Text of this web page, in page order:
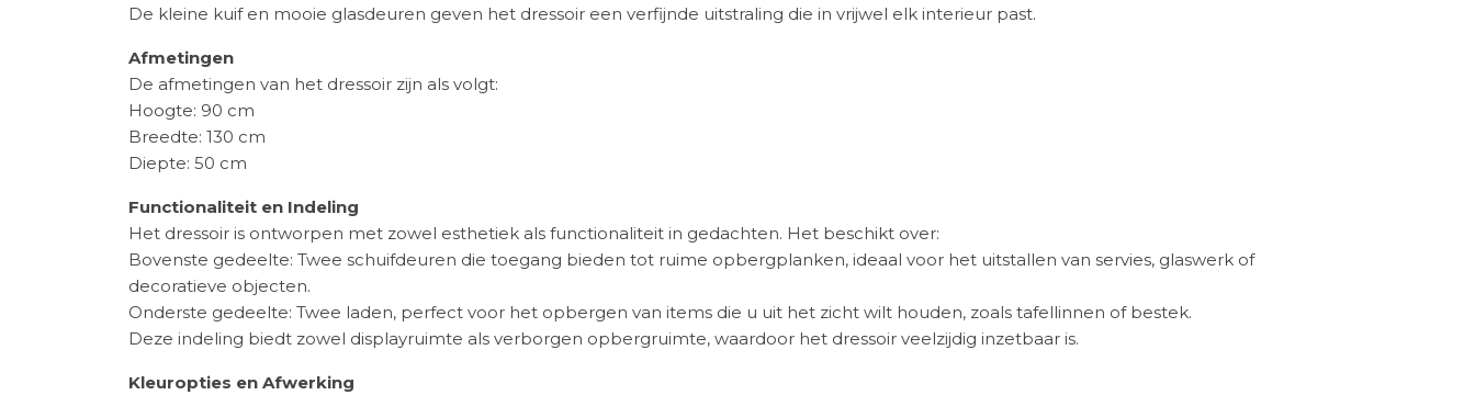
De kleine kuif en mooie glasdeuren geven het dressoir een verfijnde uitstraling die in vrijwel elk interieur past.
Afmetingen
De afmetingen van het dressoir zijn als volgt:
Hoogte: 90 cm
Breedte: 130 cm
Diepte: 50 cm
Functionaliteit en Indeling
Het dressoir is ontworpen met zowel esthetiek als functionaliteit in gedachten. Het beschikt over:
Bovenste gedeelte: Twee schuifdeuren die toegang bieden tot ruime opbergplanken, ideaal voor het uitstallen van servies, glaswerk of
decoratieve objecten.
Onderste gedeelte: Twee laden, perfect voor het opbergen van items die u uit het zicht wilt houden, zoals tafellinnen of bestek.
Deze indeling biedt zowel displayruimte als verborgen opbergruimte, waardoor het dressoir veelzijdig inzetbaar is.
Kleuropties en Afwerking